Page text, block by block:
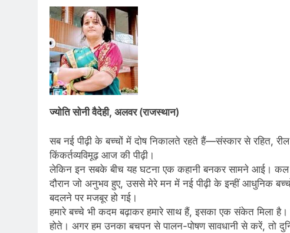
ज्योति सोनी वैदेही, अलवर (राजस्थान)
सब नई पीढ़ी के बच्चों में दोष निकालते रहते हैं—संस्कार से रहित,
किंकर्तव्यविमूढ़ आज की पीढ़ी।
लेकिन इन सबके बीच यह घटना एक कहानी बनकर सामने आई।
दौरान जो अनुभव हुए, उससे मेरे मन में नई पीढ़ी के इन्हीं आधुनिक
बदलने पर मजबूर हो गई।
हमारे बच्चे भी कदम बढ़ाकर हमारे साथ हैं, इसका एक संकेत
होते। अगर हम उनका बचपन से पालन-पोषण सावधानी से करें, तो